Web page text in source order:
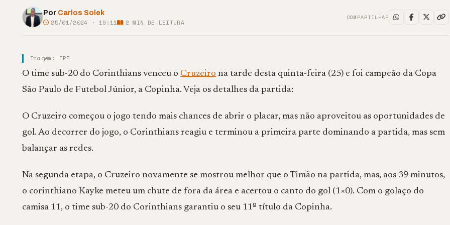
Por Carlos Solek
25/01/2024 · 19:11 2 MIN DE LEITURA
COMPARTILHAR
Imagem: FPF
O time sub-20 do Corinthians venceu o Cruzeiro na tarde desta quinta-feira (25) e foi campeão da Copa
São Paulo de Futebol Júnior, a Copinha. Veja os detalhes da partida:
O Cruzeiro começou o jogo tendo mais chances de abrir o placar, mas não aproveitou as oportunidades de
gol. Ao decorrer do jogo, o Corinthians reagiu e terminou a primeira parte dominando a partida, mas sem
balançar as redes.
Na segunda etapa, o Cruzeiro novamente se mostrou melhor que o Timão na partida, mas, aos 39 minutos,
o corinthiano Kayke meteu um chute de fora da área e acertou o canto do gol (1×0). Com o golaço do
camisa 11, o time sub-20 do Corinthians garantiu o seu 11º título da Copinha.